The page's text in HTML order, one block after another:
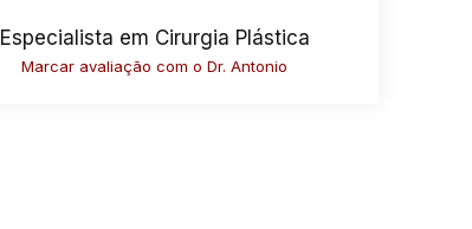
Especialista em Cirurgia Plástica
Marcar avaliação com o Dr. Antonio